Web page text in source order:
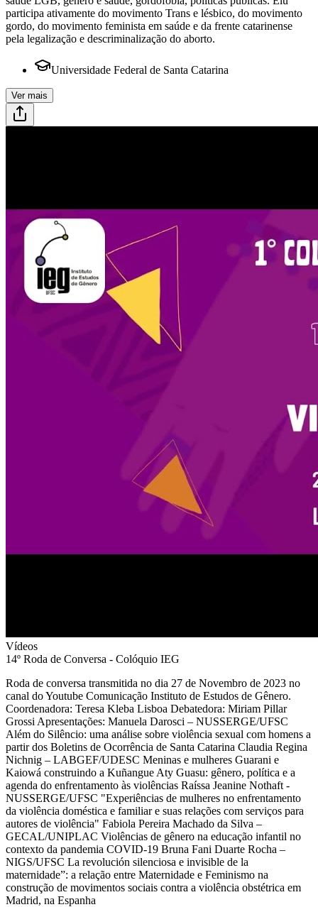
participa ativamente do movimento Trans e lésbico, do movimento
gordo, do movimento feminista em saúde e da frente catarinense
pela legalização e descriminalização do aborto.
Universidade Federal de Santa Catarina
Ver mais
Vídeos
14º Roda de Conversa - Colóquio IEG
Roda de conversa transmitida no dia 27 de Novembro de 2023 no
canal do Youtube Comunicação Instituto de Estudos de Gênero.
Coordenadora: Teresa Kleba Lisboa Debatedora: Miriam Pillar
Grossi Apresentações: Manuela Darosci – NUSSERGE/UFSC
Além do Silêncio: uma análise sobre violência sexual com homens a
partir dos Boletins de Ocorrência de Santa Catarina Claudia Regina
Nichnig – LABGEF/UDESC Meninas e mulheres Guarani e
Kaiowá construindo a Kuñangue Aty Guasu: gênero, política e a
agenda do enfrentamento às violências Raíssa Jeanine Nothaft -
NUSSERGE/UFSC "Experiências de mulheres no enfrentamento
da violência doméstica e familiar e suas relações com serviços para
autores de violência" Fabiola Pereira Machado da Silva –
GECAL/UNIPLAC Violências de gênero na educação infantil no
contexto da pandemia COVID-19 Bruna Fani Duarte Rocha –
NIGS/UFSC La revolución silenciosa e invisible de la
maternidade”: a relação entre Maternidade e Feminismo na
construção de movimentos sociais contra a violência obstétrica em
Madrid, na Espanha